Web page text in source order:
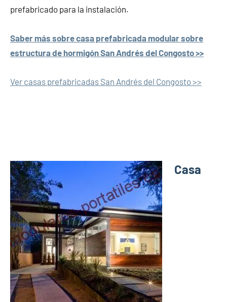
prefabricado para la instalación.
Saber más sobre casa prefabricada modular sobre
estructura de hormigón San Andrés del Congosto >>
Ver casas prefabricadas San Andrés del Congosto >>
Casa